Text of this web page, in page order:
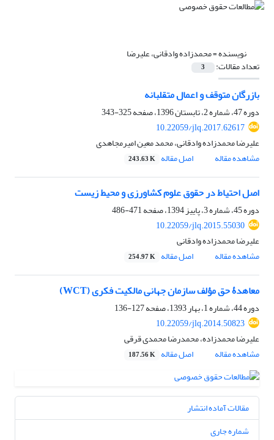
نویسنده =محمدزاده وادقانی، علیرضا
تعداد مقالات: 3
بازرگان متوقف و اعمال متقلبانه
دوره 47، شماره 2، تابستان 1396، صفحه
325-343
10.22059/jlq.2017.62617
علیرضا محمدزاده وادقانی، محمد معین امیرمجاهدی
مشاهده مقاله
اصل مقاله 243.63 K
اصل احتیاط در حقوق علوم کشاورزی و محیط زیست
دوره 45، شماره 3، پاییز 1394، صفحه
471-486
10.22059/jlq.2015.55030
علیرضا محمدزاده وادقانی
مشاهده مقاله
اصل مقاله 254.97 K
معاهدۀ حق مؤلف سازمان جهانی مالکیت فکری (WCT)
دوره 44، شماره 1، بهار 1393، صفحه
127-136
10.22059/jlq.2014.50823
علیرضا محمدزاده، محمدرضا محمدی قرقی
مشاهده مقاله
اصل مقاله 187.56 K
مقالات آماده انتشار
شماره جاری